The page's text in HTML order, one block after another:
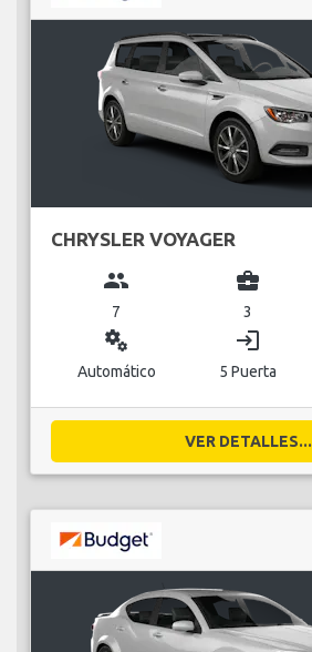
CHRYSLER VOYAGER
group
7
business_center
3
miscellaneous_services
Automático
login
5 Puerta
VER DETALLES...